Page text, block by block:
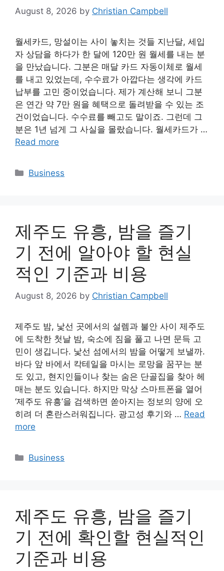
August 8, 2026 by Christian Campbell
월세카드, 망설이는 사이 놓치는 것들 지난달, 세입
자 상담을 하다가 한 달에 120만 원 월세를 내는 분
을 만났습니다. 그분은 매달 카드 자동이체로 월세
를 내고 있었는데, 수수료가 아깝다는 생각에 카드
납부를 고민 중이었습니다. 제가 계산해 보니 그분
은 연간 약 7만 원을 혜택으로 돌려받을 수 있는 조
건이었습니다. 수수료를 빼고도 말이죠. 그런데 그
분은 1년 넘게 그 사실을 몰랐습니다. 월세카드가 …
Read more
Categories
Business
제주도 유흥, 밤을 즐기
기 전에 알아야 할 현실
적인 기준과 비용
August 8, 2026 by Christian Campbell
제주도 밤, 낯선 곳에서의 설렘과 불안 사이 제주도
에 도착한 첫날 밤, 숙소에 짐을 풀고 나면 문득 고
민이 생깁니다. 낯선 섬에서의 밤을 어떻게 보낼까.
바다 앞 바에서 칵테일을 마시는 로망을 꿈꾸는 분
도 있고, 현지인들이나 찾는 숨은 단골집을 찾아 헤
매는 분도 있습니다. 하지만 막상 스마트폰을 열어
‘제주도 유흥’을 검색하면 쏟아지는 정보의 양에 오
히려 더 혼란스러워집니다. 광고성 후기와 … Read
more
Categories
Business
제주도 유흥, 밤을 즐기
기 전에 확인할 현실적인
기준과 비용